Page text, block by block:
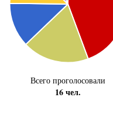
Всего проголосовали
16 чел.